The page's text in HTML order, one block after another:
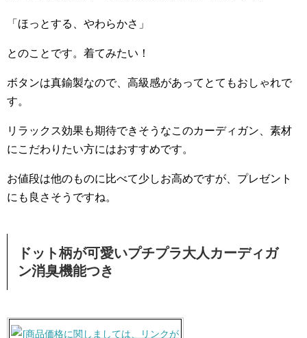
「ほっとする、やわらかさ」
とのことです。着てみたい！
ボタンは真鍮製なので、高級感があってとてもおしゃれで
す。
リラックス効果も期待できそうなこのカーディガン、素材
にこだわりたい方にはおすすめです。
お値段は他のものに比べて少しお高めですが、プレゼント
にも良さそうですね。
ドット柄が可愛いプチプラ大人カーディガ
ン消臭機能つき